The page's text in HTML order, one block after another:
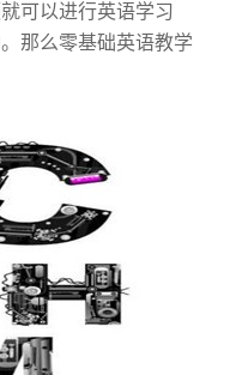
可以进行英语学习
那么零基础英语教学